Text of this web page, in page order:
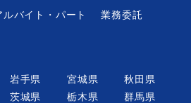
経理事務
WEBデザイナー・グラフ
ィックデザイナー
ルバイト・パート 業務委託
岩手県 宮城県
秋田県
茨城県 栃木県
群馬県